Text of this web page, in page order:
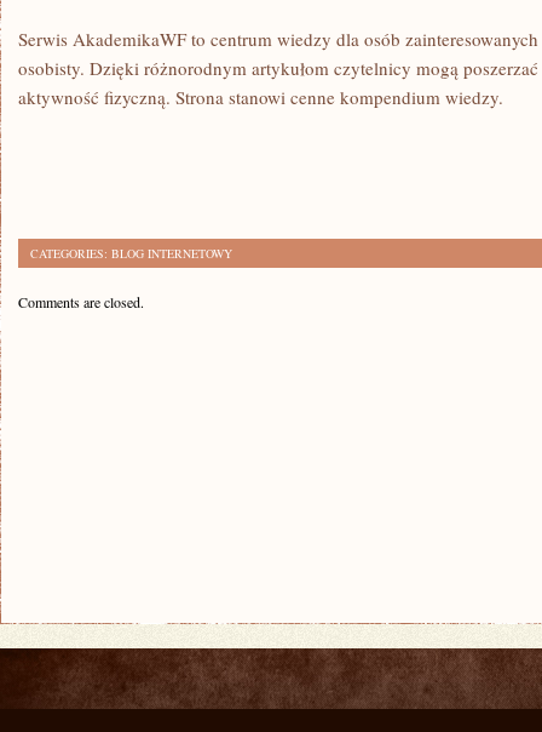
Serwis AkademikaWF to centrum wiedzy dla osób
osobisty. Dzięki różnorodnym artykułom czytelnicy mogą
aktywność fizyczną. Strona stanowi cenne kompendium wiedzy.
CATEGORIES: BLOG INTERNETOWY
Comments are closed.